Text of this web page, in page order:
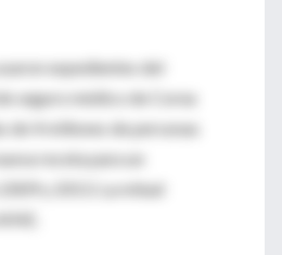
expedientes del
seguro médico de Corea
de 4 millones de personas
receta para un
y 2013. La mitad